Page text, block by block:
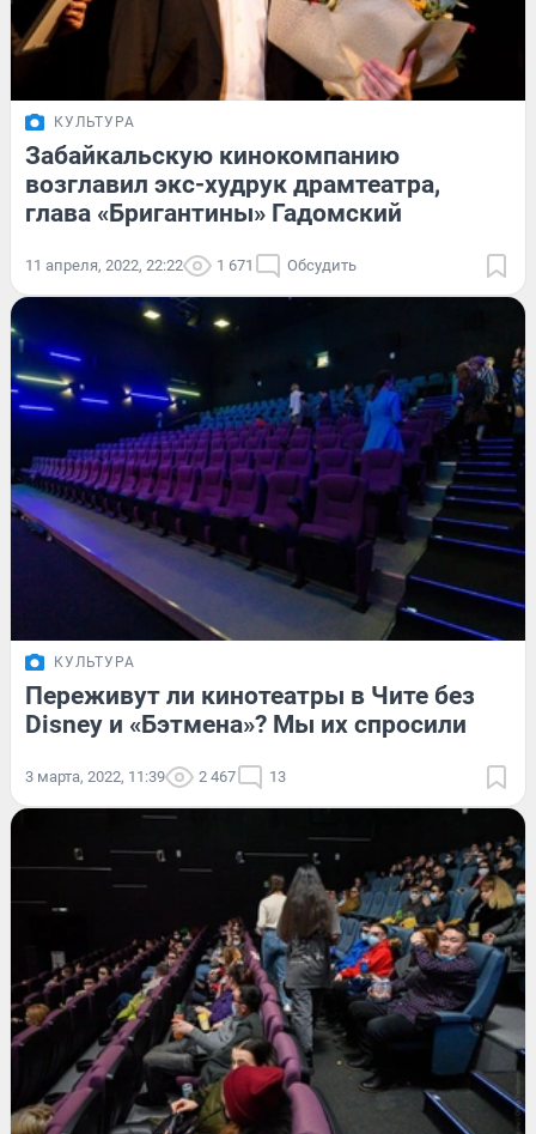
КУЛЬТУРА
Забайкальскую кинокомпанию
возглавил экс-худрук драмтеатра,
глава «Бригантины» Гадомский
11 апреля, 2022, 22:22 1 671 Обсудить
КУЛЬТУРА
Переживут ли кинотеатры в Чите без
Disney и «Бэтмена»? Мы их спросили
3 марта, 2022, 11:39 2 467 13